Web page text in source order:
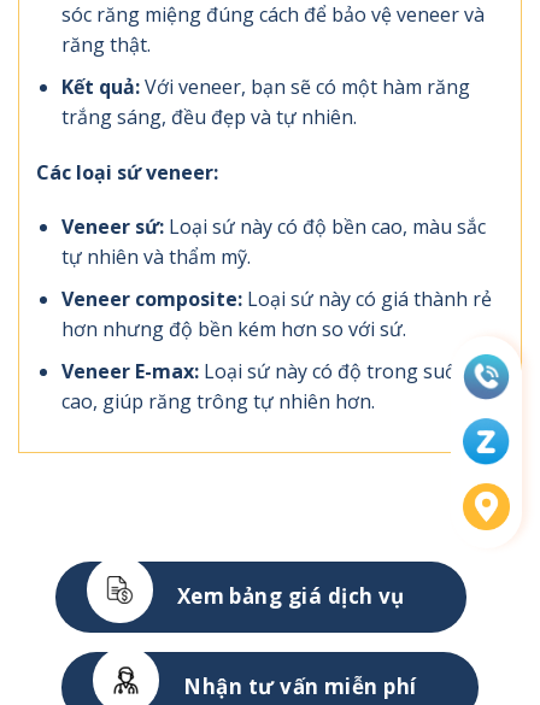
sóc răng miệng đúng cách để bảo vệ veneer và
răng thật.
Kết quả:Với veneer, bạn sẽ có một hàm răng
trắng sáng, đều đẹp và tự nhiên.
Các loại sứ veneer:
Veneer sứ:Loại sứ này có độ bền cao, màu sắc
tự nhiên và thẩm mỹ.
Veneer composite:Loại sứ này có giá thành rẻ
hơn nhưng độ bền kém hơn so với sứ.
Veneer E-max:Loại sứ này có độ trong suốt
cao, giúp răng trông tự nhiên hơn.
Xem bảng giá dịch vụ
Nhận tư vấn miễn phí